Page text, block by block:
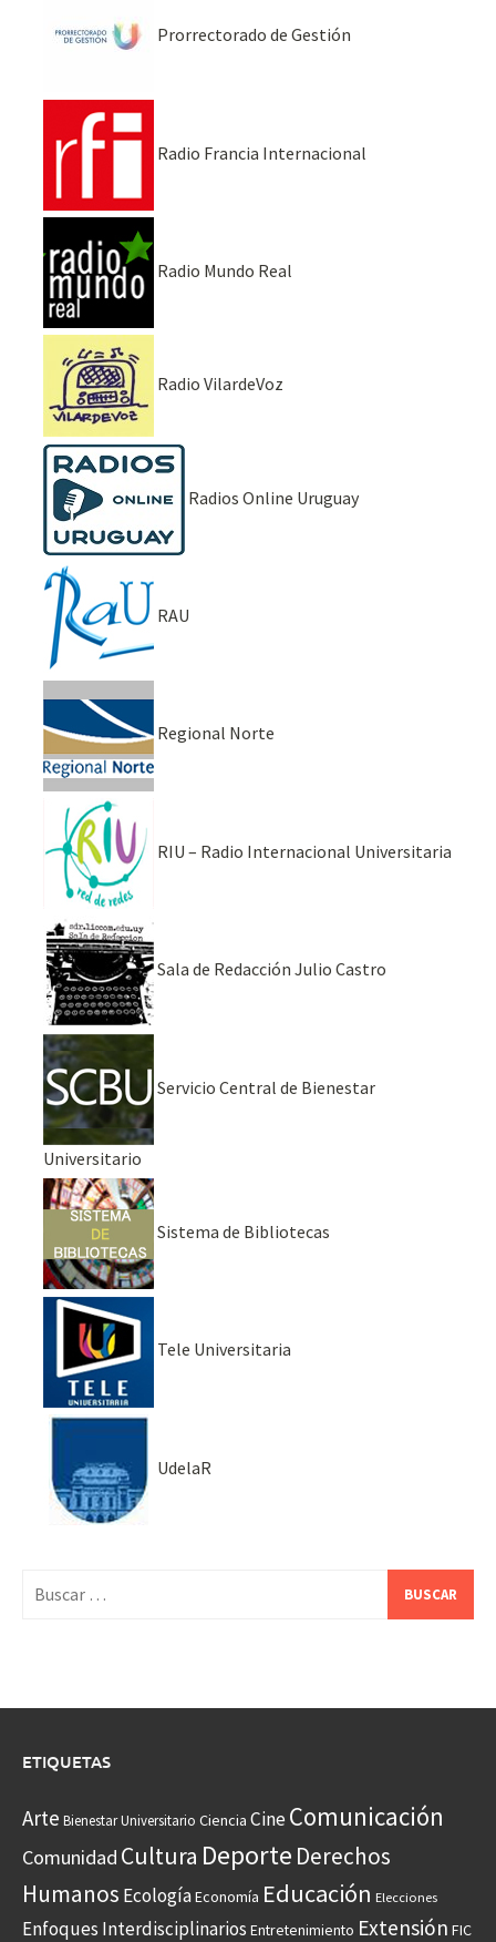
Prorrectorado de Gestión
Radio Francia Internacional
Radio Mundo Real
Radio VilardeVoz
Radios Online Uruguay
RAU
Regional Norte
RIU – Radio Internacional Universitaria
Sala de Redacción Julio Castro
Servicio Central de Bienestar
Universitario
Sistema de Bibliotecas
Tele Universitaria
UdelaR
ETIQUETAS
Arte Bienestar Universitario Ciencia CineComunicación
Comunidad Cultura Deporte Derechos
Humanos EcologíaEconomía Educación Elecciones
Enfoques Interdisciplinarios Entretenimiento Extensión FIC